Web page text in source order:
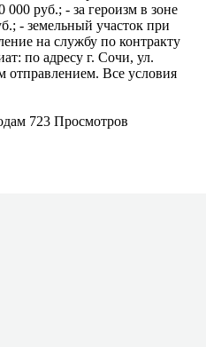
000 руб.; - за героизм в зоне
- земельный участок при
на службу по контракту
по адресу г. Сочи, ул.
Все условия
723 Просмотров